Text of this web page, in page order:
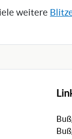
weitere